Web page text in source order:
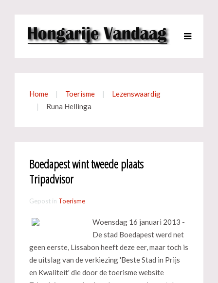
Home Toerisme
Lezenswaardig
Runa Hellinga
Boedapest wint tweede plaats
Tripadvisor
Gepost in Toerisme
Woensdag 16 januari 2013 -
De stad Boedapest werd net
geen eerste, Lissabon heeft deze eer, maar toch is
de uitslag van de verkiezing 'Beste Stad in Prijs
en Kwaliteit' die door de toerisme website